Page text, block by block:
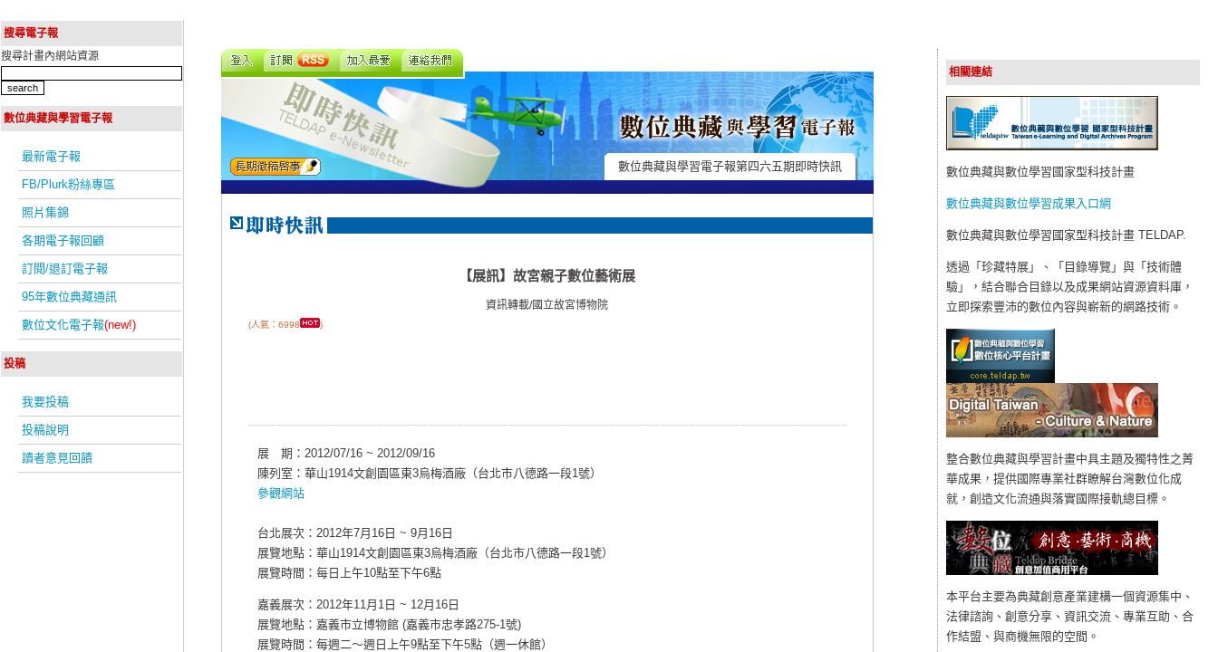
搜尋電子報
搜尋計畫內網站資源
數位典藏與學習電子報
最新電子報
FB/Plurk粉絲專區
照片集錦
各期電子報回顧
訂閱/退訂電子報
95年數位典藏通訊
數位文化電子報(new!)
投稿
我要投稿
投稿說明
讀者意見回饋
相關連結
數位典藏與數位學習國家型科技計畫
數位典藏與數位學習成果入口網
數位典藏與數位學習國家型科技計畫 TELDAP.
透過「珍藏特展」、「目錄導覽」與「技術體
驗」，結合聯合目錄以及成果網站資源資料庫，
立即探索豐沛的數位內容與嶄新的網路技術。
整合數位典藏與學習計畫中具主題及獨特性之菁
華成果，提供國際專業社群瞭解台灣數位化成
就，創造文化流通與落實國際接軌總目標。
本平台主要為典藏創意產業建構一個資源集中、
法律諮詢、創意分享、資訊交流、專業互助、合
作結盟、與商機無限的空間。
數位典藏與學習電子報第四六五期即時快訊
【展訊】故宮親子數位藝術展
資訊轉載/國立故宮博物院
(人氣：6998 )
展 期：2012/07/16 ~ 2012/09/16
陳列室：華山1914文創園區東3烏梅酒廠（台北市八德路一段1號）
參觀網站
台北展次：2012年7月16日 ~ 9月16日
展覽地點：華山1914文創園區東3烏梅酒廠（台北市八德路一段1號）
展覽時間：每日上午10點至下午6點
嘉義展次：2012年11月1日 ~ 12月16日
展覽地點：嘉義市立博物館 (嘉義市忠孝路275-1號)
展覽時間：每週二～週日上午9點至下午5點（週一休館）